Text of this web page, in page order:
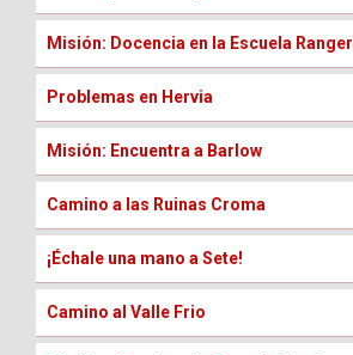
Misión: Docencia en la Escuela Ranger
Problemas en Hervia
Misión: Encuentra a Barlow
Camino a las Ruinas Croma
¡Échale una mano a Sete!
Camino al Valle Frio